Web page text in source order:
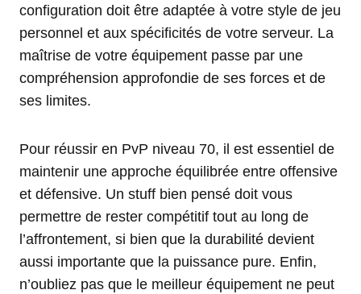
configuration doit être adaptée à votre style de jeu
personnel et aux spécificités de votre serveur. La
maîtrise de votre équipement passe par une
compréhension approfondie de ses forces et de
ses limites.
Pour réussir en PvP niveau 70, il est essentiel de
maintenir une approche équilibrée entre offensive
et défensive. Un stuff bien pensé doit vous
permettre de rester compétitif tout au long de
l’affrontement, si bien que la durabilité devient
aussi importante que la puissance pure. Enfin,
n’oubliez pas que le meilleur équipement ne peut